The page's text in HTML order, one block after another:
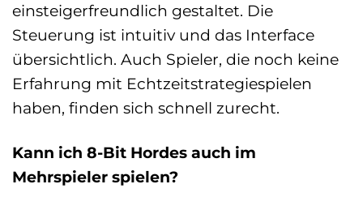
einsteigerfreundlich gestaltet. Die
Steuerung ist intuitiv und das Interface
übersichtlich. Auch Spieler, die noch keine
Erfahrung mit Echtzeitstrategiespielen
haben, finden sich schnell zurecht.
Kann ich 8-Bit Hordes auch im
Mehrspieler spielen?